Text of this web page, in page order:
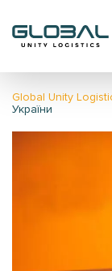
Global Unity
України